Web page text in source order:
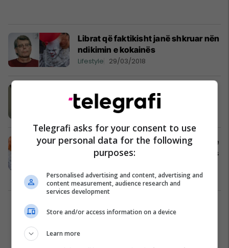
Librat që faktikisht janë shkruar nën
ndikimin e kokainës
Lifestyle 29/03/2018
tmerrues i këtij viti (Video)
25/12/2017
Dhjetë shkrimtarët dhe veprat e tyre
që u shkruan nën efektin e kokainës
Libri 09/10/2017
1
Telegrafi asks for your consent to use
your personal data for the following
purposes:
Personalised advertising and content, advertising and
content measurement, audience research and
services development
Store and/or access information on a device
Learn more